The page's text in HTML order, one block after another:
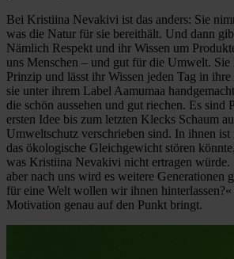
Bei Kristiina Nevakivi ist das anders: Sie
was die Natur für sie bereithält. Und dann
Nämlich Respekt und ihr Wissen um
uns Menschen – und gut für die Umwelt. Sie
Prinzip und lässt ihr Wissen jeden Tag in
sie unter ihrem Label Aamumaa
die schön aussehen und gut riechen. Es sind
ersten Idee bis zum letzten Klecks Schaum
Umweltschutz verschrieben sind. In ihnen
das ökologische Gleichgewicht stören
was Kristiina Nevakivi nicht ertragen würde.
aber nach uns wird es weitere Generationen
für eine Welt wollen wir ihnen
Motivation genau auf den Punkt bringt.